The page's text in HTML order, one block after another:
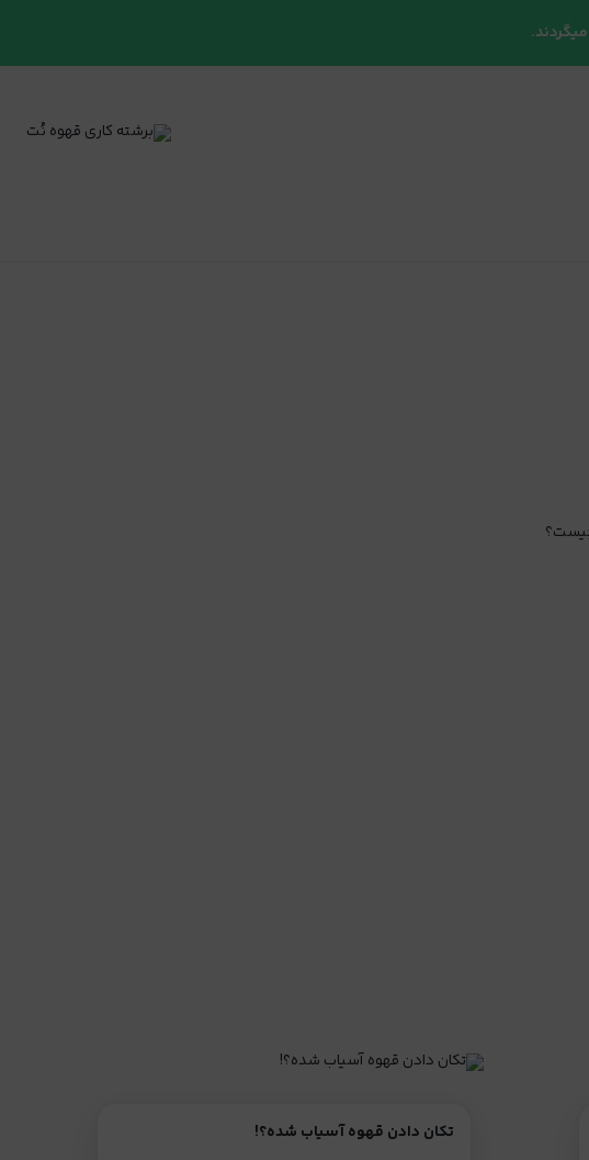
تکان دادن قهوه آسیاب شده؟!